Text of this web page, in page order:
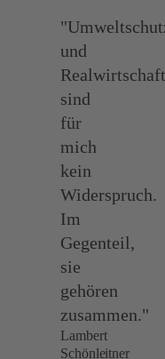
und
Realwirtschaft
sind
für
mich
kein
Widerspruch.
Im
Gegenteil,
sie
gehören
zusammen."
Lambert
Schönleitner